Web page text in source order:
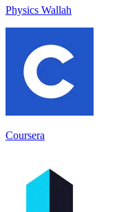
Physics Wallah
Coursera